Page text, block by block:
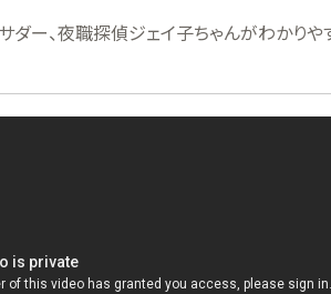
ダー、夜職探偵ジェイ子ちゃんがわかりや